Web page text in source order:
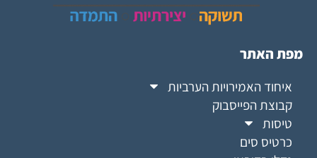
מפת האתר
איחוד האמירויות הערביות
קבוצת הפייסבוק
טיסות
כרטיס סים